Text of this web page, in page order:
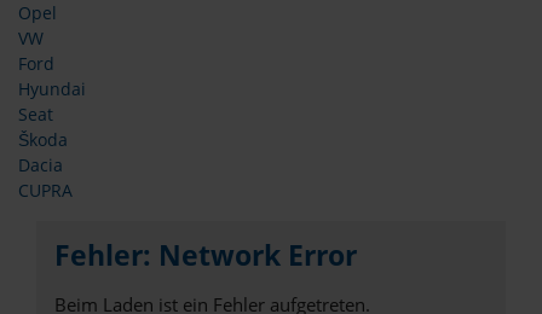
Opel
VW
Ford
Hyundai
Seat
Škoda
Dacia
CUPRA
Fehler: Network Error
Beim Laden ist ein Fehler aufgetreten.